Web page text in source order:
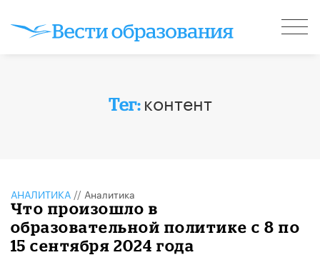
Тег: контент
АНАЛИТИКА // Аналитика
Что произошло в
образовательной политике с 8 по
15 сентября 2024 года